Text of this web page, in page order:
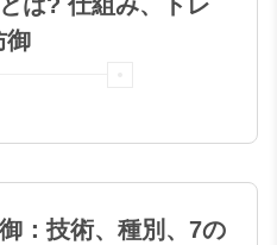
御
：技術、種別、7の